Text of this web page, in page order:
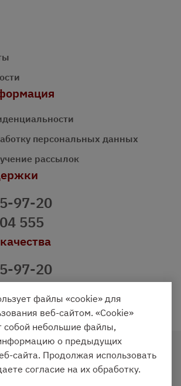
персональных данных
рассылок
97-20
555
97-20
Праздничный Стол.
- Vegas Studio
файлы «cookie» для
веб-сайтом. «Cookie»
собой небольшие файлы,
о предыдущих
сайта. Продолжая использовать
согласие на их обработку.